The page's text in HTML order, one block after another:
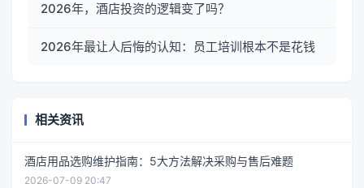
2026年，酒店投资的逻辑变了吗？
2026年最让人后悔的认知：员工培训根本不是花钱
相关资讯
酒店用品选购维护指南：5大方法解决采购与售后难题
2026-07-09 20:47